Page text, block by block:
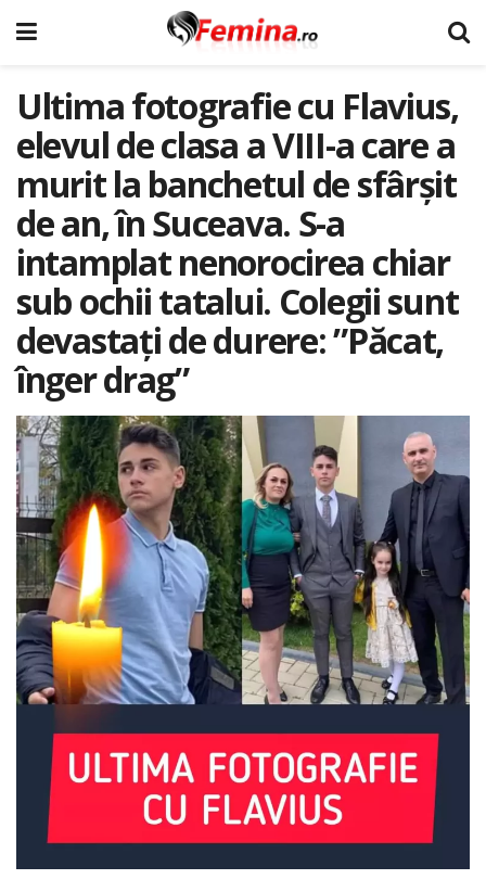
Ultima fotografie cu Flavius,
elevul de clasa a VIII-a care a
murit la banchetul de sfârșit
de an, în Suceava. S-a
intamplat nenorocirea chiar
sub ochii tatalui. Colegii sunt
devastați de durere: ”Păcat,
înger drag”